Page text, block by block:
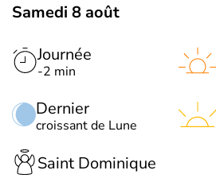
Samedi 8 août
Journée
-2 min
Dernier
croissant de Lune
Saint Dominique